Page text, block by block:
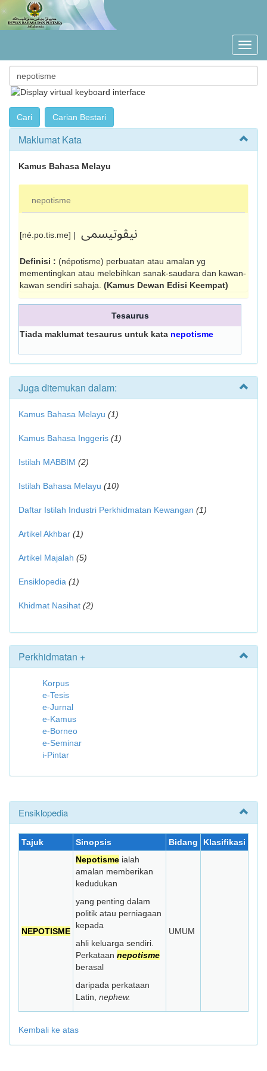
Maklumat Kata
Kamus Bahasa Melayu
nepotisme
[né.po.tis.me] | نيڤوتيسمى
Definisi : (népotisme) perbuatan atau amalan yg
mementingkan atau melebihkan sanak-saudara dan kawan-
kawan sendiri sahaja. (Kamus Dewan Edisi Keempat)
Tesaurus
Tiada maklumat tesaurus untuk kata nepotisme
Juga ditemukan dalam:
Kamus Bahasa Melayu (1)
Kamus Bahasa Inggeris (1)
Istilah MABBIM (2)
Istilah Bahasa Melayu (10)
Daftar Istilah Industri Perkhidmatan Kewangan (1)
Artikel Akhbar (1)
Artikel Majalah (5)
Ensiklopedia (1)
Khidmat Nasihat (2)
Perkhidmatan +
Korpus
e-Tesis
e-Jurnal
e-Kamus
e-Borneo
e-Seminar
i-Pintar
Ensiklopedia
Tajuk Sinopsis Bidang Klasifikasi
NEPOTISME
Nepotisme ialah
amalan memberikan
kedudukan
yang penting dalam
politik atau perniagaan
kepada
ahli keluarga sendiri.
Perkataan nepotisme
berasal
daripada perkataan
Latin, nephew.
UMUM
Kembali ke atas